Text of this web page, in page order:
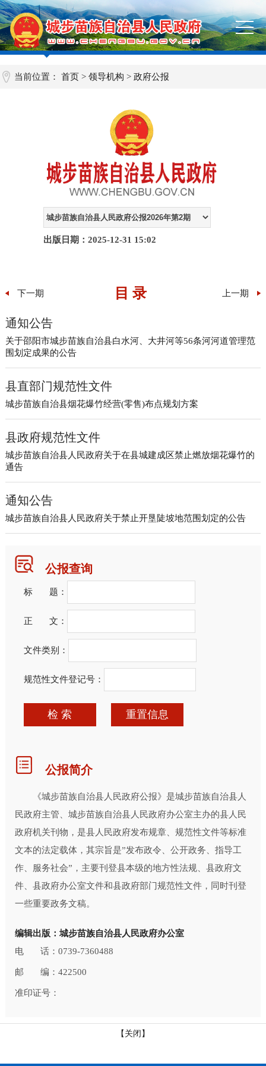
当前位置：首页 >领导机构 >政府公报
出版日期：2025-12-31 15:02
下一期 目 录 上一期
通知公告
关于邵阳市城步苗族自治县白水河、大井河等56条河河道管理范
围划定成果的公告
县直部门规范性文件
城步苗族自治县烟花爆竹经营(零售)布点规划方案
县政府规范性文件
城步苗族自治县人民政府关于在县城建成区禁止燃放烟花爆竹的
通告
通知公告
城步苗族自治县人民政府关于禁止开垦陡坡地范围划定的公告
公报查询
标 题：
正 文：
文件类别：
规范性文件登记号：
检 索 重置信息
公报简介
《城步苗族自治县人民政府公报》是城步苗族自治县人
民政府主管、城步苗族自治县人民政府办公室主办的县人民
政府机关刊物，是县人民政府发布规章、规范性文件等标准
文本的法定载体，其宗旨是”发布政令、公开政务、指导工
作、服务社会”，主要刊登县本级的地方性法规、县政府文
件、县政府办公室文件和县政府部门规范性文件，同时刊登
一些重要政务文稿。
编辑出版：城步苗族自治县人民政府办公室
电 话：0739-7360488
邮 编：422500
准印证号：
【关闭】